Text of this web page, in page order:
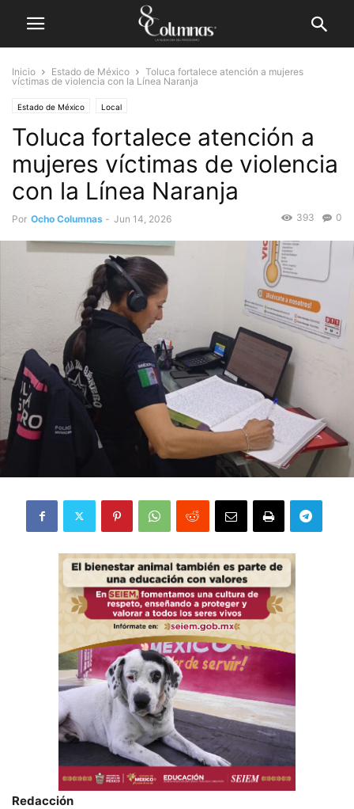
Inicio Estado de México
Toluca fortalece atención a mujeres
víctimas de violencia con la Línea Naranja
Estado de México Local
Toluca fortalece atención a
mujeres víctimas de violencia
con la Línea Naranja
Por Ocho Columnas - Jun 14, 2026 0
393
Redacción